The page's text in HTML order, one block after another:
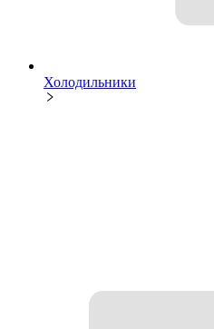
Холодильники